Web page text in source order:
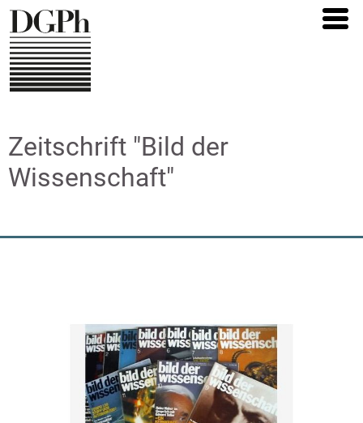
Direkt
zum
Inhalt
Zeitschrift "Bild der
Wissenschaft"